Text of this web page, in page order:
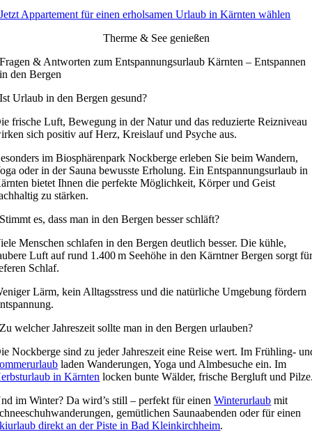
Jetzt Appartement für einen erholsamen Urlaub in Kärnten wählen
Therme & See genießen
Fragen & Antworten zum Entspannungsurlaub Kärnten – Entspannen
in den Bergen
Ist Urlaub in den Bergen gesund?
frische Luft, Bewegung in der Natur und das reduzierte Reizniveau
sich positiv auf Herz, Kreislauf und Psyche aus.
im Biosphärenpark Nockberge erleben Sie beim Wandern,
oder in der Sauna bewusste Erholung. Ein Entspannungsurlaub in
bietet Ihnen die perfekte Möglichkeit, Körper und Geist
zu stärken.
Stimmt es, dass man in den Bergen besser schläft?
Menschen schlafen in den Bergen deutlich besser. Die kühle,
Luft auf rund 1.400 m Seehöhe in den Kärntner Bergen sorgt
Schlaf.
Lärm, kein Alltagsstress und die natürliche Umgebung fördern
Zu welcher Jahreszeit sollte man in den Bergen urlauben?
Nockberge sind zu jeder Jahreszeit eine Reise wert. Im Frühling-
laden Wanderungen, Yoga und Almbesuche ein. Im
in Kärnten locken bunte Wälder, frische Bergluft und
im Winter? Da wird’s still – perfekt für einenWinterurlaub mit
gemütlichen Saunaabenden oder für einen
direkt an der Piste in Bad Kleinkirchheim.